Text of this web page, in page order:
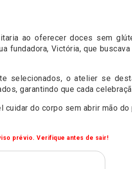
ao oferecer doces sem
fundadora, Victória, que
selecionados, o atelier se
garantindo que cada
do corpo sem abrir mão
prévio. Verifique antes de sair!